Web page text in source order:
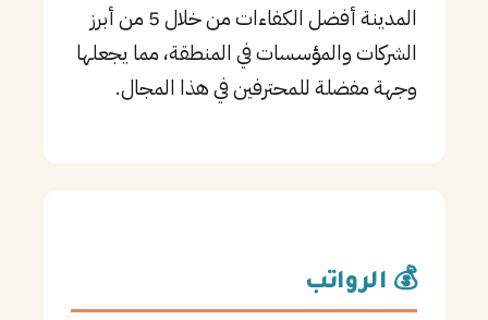
المدينة أفضل الكفاءات من خلال 5 من أبرز
الشركات والمؤسسات في المنطقة، مما يجعلها
وجهة مفضلة للمحترفين في هذا المجال.
💰 الرواتب